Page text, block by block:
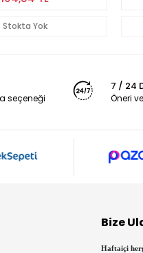
Stokta Yok
seçeneği
7 / 24
Öneri
Bize
Haftaiçi